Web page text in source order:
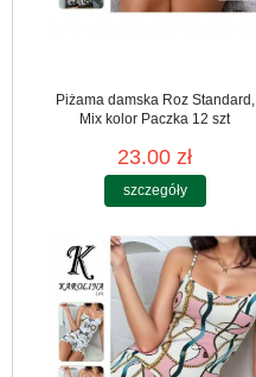
Piżama damska Roz Standard,
Mix kolor Paczka 12 szt
23.00 zł
szczegóły